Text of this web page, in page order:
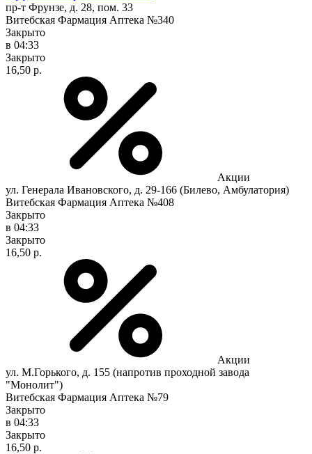
пр-т Фрунзе, д. 28, пом. 33
Витебская Фармация Аптека №340
Закрыто
в 04:33
Закрыто
16,50 р.
Акции
ул. Генерала Ивановского, д. 29-166 (Билево, Амбулатория)
Витебская Фармация Аптека №408
Закрыто
в 04:33
Закрыто
16,50 р.
Акции
ул. М.Горького, д. 155 (напротив проходной завода
"Монолит")
Витебская Фармация Аптека №79
Закрыто
в 04:33
Закрыто
16,50 р.